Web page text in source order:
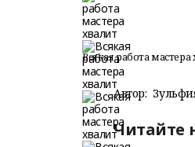
Всякая работа мастера
Автор:
Читайте